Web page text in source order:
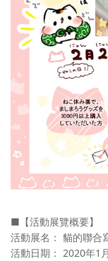
■【活動展覽概要】
活動展名： 貓的聯合
活動日期： 2020年1